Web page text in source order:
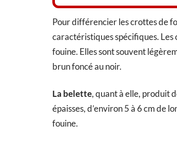
Pour différencier les crottes de
caractéristiques spécifiques.
fouine. Elles sont souvent
brun foncé au noir.
La belette, quant à elle, produit
épaisses, d’environ 5 à 6 cm de
fouine.